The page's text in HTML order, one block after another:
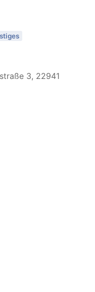
3, 22941